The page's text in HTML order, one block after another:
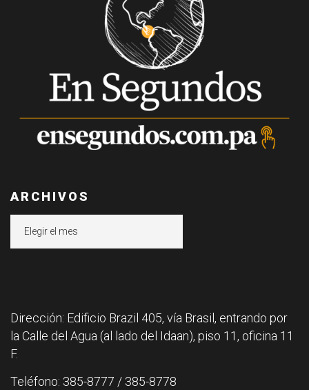
ARCHIVOS
Dirección: Edificio Brazil 405, vía Brasil, entrando por
la Calle del Agua (al lado del Idaan), piso 11, oficina 11
F.
Teléfono: 385-8777 / 385-8778